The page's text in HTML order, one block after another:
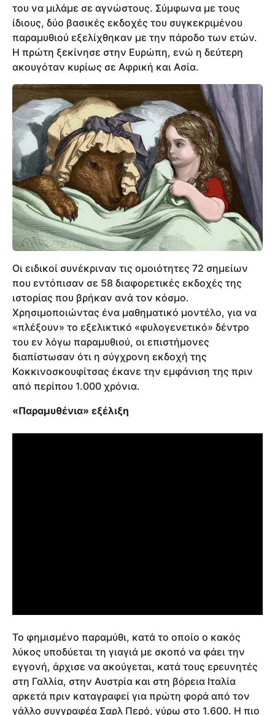
του να μιλάμε σε αγνώστους. Σύμφωνα με τους
ίδιους, δύο βασικές εκδοχές του συγκεκριμένου
παραμυθιού εξελίχθηκαν με την πάροδο των ετών.
Η πρώτη ξεκίνησε στην Ευρώπη, ενώ η δεύτερη
ακουγόταν κυρίως σε Αφρική και Ασία.
Οι ειδικοί συνέκριναν τις ομοιότητες 72 σημείων
που εντόπισαν σε 58 διαφορετικές εκδοχές της
ιστορίας που βρήκαν ανά τον κόσμο.
Χρησιμοποιώντας ένα μαθηματικό μοντέλο, για να
«πλέξουν» το εξελικτικό «φυλογενετικό» δέντρο
του εν λόγω παραμυθιού, οι επιστήμονες
διαπίστωσαν ότι η σύγχρονη εκδοχή της
Κοκκινοσκουφίτσας έκανε την εμφάνιση της πριν
από περίπου 1.000 χρόνια.
«Παραμυθένια» εξέλιξη
Το φημισμένο παραμύθι, κατά το οποίο ο κακός
λύκος υποδύεται τη γιαγιά με σκοπό να φάει την
εγγονή, άρχισε να ακούγεται, κατά τους ερευνητές
στη Γαλλία, στην Αυστρία και στη βόρεια Ιταλία
αρκετά πριν καταγραφεί για πρώτη φορά από τον
γάλλο συγγραφέα Σαρλ Περό, γύρω στο 1.600. Η πιο